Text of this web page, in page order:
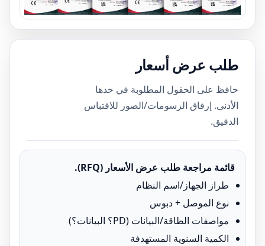
طلب عرض أسعار
حافظ على الحقول المطلوبة في حدها
الأدنى. إرفاق الرسومات/الصور للاقتباس
الدقيق.
قائمة مراجعة طلب عرض الأسعار (RFQ).
طراز الجهاز/اسم النظام
نوع الموصل + دبوس
مواصفات الطاقة/البيانات (PD؟ البيانات؟)
الكمية السنوية المستهدفة